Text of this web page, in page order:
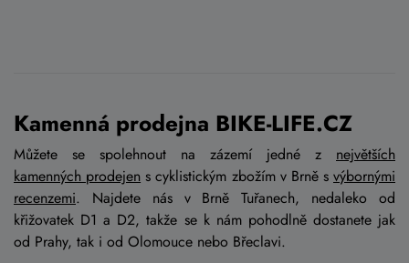
Kamenná prodejna BIKE-LIFE.CZ
Můžete se spolehnout na zázemí jedné z největších
kamenných prodejen s cyklistickým zbožím v Brně s výbornými
recenzemi. Najdete nás v Brně Tuřanech, nedaleko od
křižovatek D1 a D2, takže se k nám pohodlně dostanete jak
od Prahy, tak i od Olomouce nebo Břeclavi.